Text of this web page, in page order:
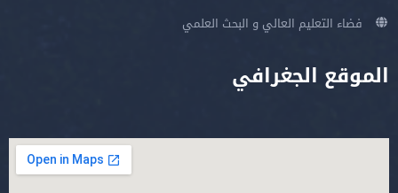
فضاء التعليم العالي و البحث العلمي
الموقع الجغرافي